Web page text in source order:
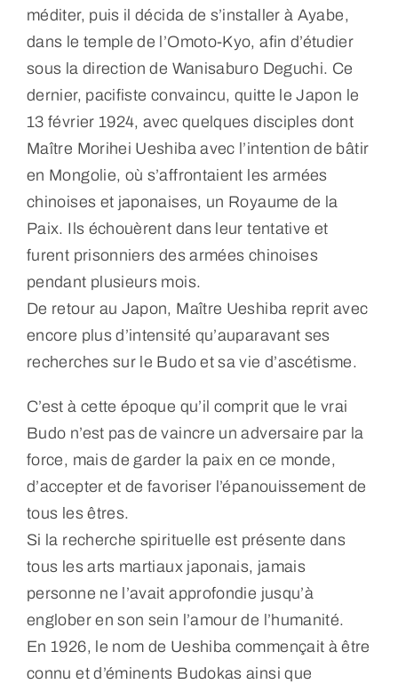
méditer, puis il décida de s’installer à Ayabe,
dans le temple de l’Omoto-Kyo, afin d’étudier
sous la direction de Wanisaburo Deguchi. Ce
dernier, pacifiste convaincu, quitte le Japon le
13 février 1924, avec quelques disciples dont
Maître Morihei Ueshiba avec l’intention de bâtir
en Mongolie, où s’affrontaient les armées
chinoises et japonaises, un Royaume de la
Paix. Ils échouèrent dans leur tentative et
furent prisonniers des armées chinoises
pendant plusieurs mois.
De retour au Japon, Maître Ueshiba reprit avec
encore plus d’intensité qu’auparavant ses
recherches sur le Budo et sa vie d’ascétisme.
C’est à cette époque qu’il comprit que le vrai
Budo n’est pas de vaincre un adversaire par la
force, mais de garder la paix en ce monde,
d’accepter et de favoriser l’épanouissement de
tous les êtres.
Si la recherche spirituelle est présente dans
tous les arts martiaux japonais, jamais
personne ne l’avait approfondie jusqu’à
englober en son sein l’amour de l’humanité.
En 1926, le nom de Ueshiba commençait à être
connu et d’éminents Budokas ainsi que